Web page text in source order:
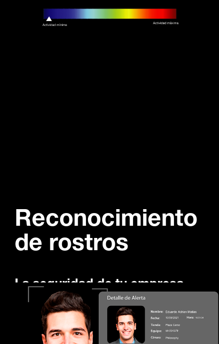
Reconocimiento
de rostros
La seguridad de tu empresa
tiene más de una cara
Hay personas imposibles de olvidar, pero ahora